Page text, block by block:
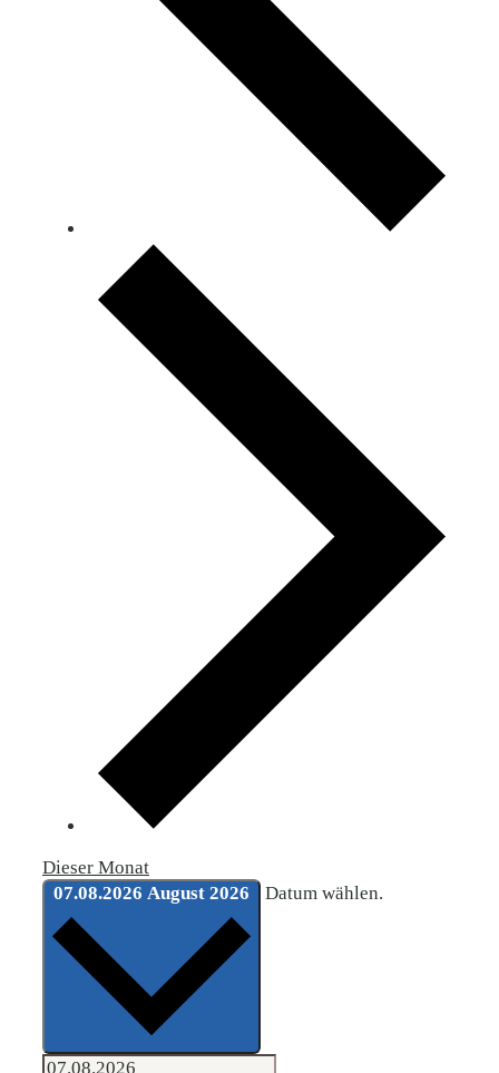
Dieser Monat
07.08.2026 August 2026 Datum wählen.